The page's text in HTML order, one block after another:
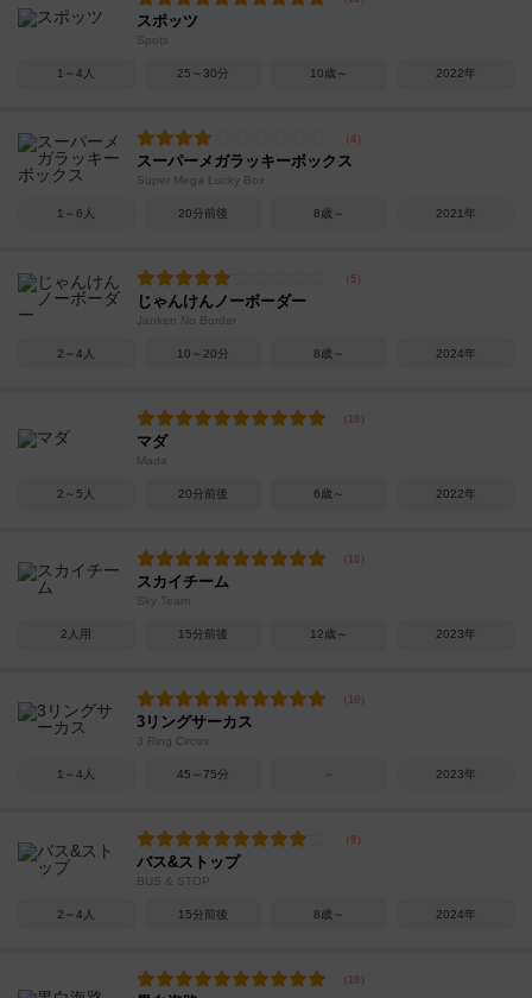
スポッツ
Spots
1～4人 25～30分 10歳～ 2022年
スーパーメガラッキーボックス
Super Mega Lucky Box
1～6人 20分前後 8歳～ 2021年
じゃんけんノーボーダー
Janken No Border
2～4人 10～20分 8歳～ 2024年
マダ
Mada
2～5人 20分前後 6歳～ 2022年
スカイチーム
Sky Team
2人用 15分前後 12歳～ 2023年
3リングサーカス
3 Ring Circus
1～4人 45～75分 － 2023年
バス&ストップ
BUS & STOP
2～4人 15分前後 8歳～ 2024年